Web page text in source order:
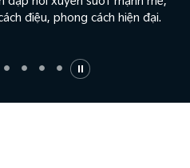
điệu, phong cách hiện đại.